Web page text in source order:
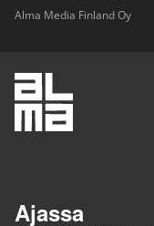
Alma Media Finland Oy